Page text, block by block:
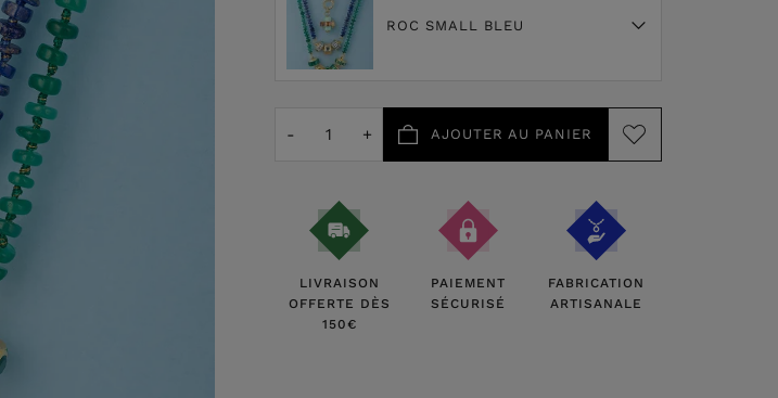
ROC SMALL BLEU
- + AJOUTER AU PANIER
LIVRAISON
OFFERTE DÈS
150€
PAIEMENT
SÉCURISÉ
FABRICATION
ARTISANALE